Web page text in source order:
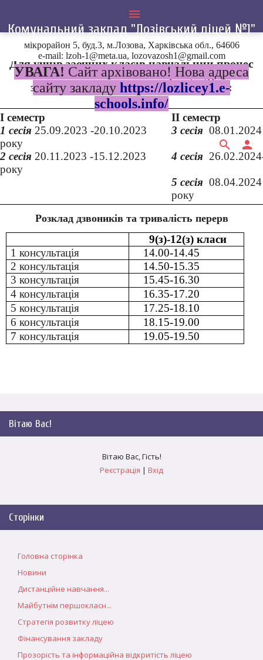
menu
Комунальний заклад "Лозівський ліцей №1"
мікрорайон 5, буд.3, м.Лозова, Харківська обл., 64606
e-mail: lzoh-1@meta.ua, lozovazosh1@gmail.com
УВАГА! Сайт архівовано! Нова адреса
сайту закладу https://lozlicey1.e-
schools.info/
search person
Для учнів заочних класів навчальний процес
2023/2024 навчального року буде
здійснюватися за сесійною системою:
І семестр
ІІ семестр
1 сесія 25.09.2023 -20.10.2023
року
3 сесія
2 сесія 20.11.2023 -15.12.2023
року
4 сесія
5 сесія
року
Розклад дзвоників та тривалість перерв
9(з)-12(з) класи
1 консультація
14.00-14.45
2 консультація
14.50-15.35
3 консультація
15.45-16.30
4 консультація
16.35-17.20
5 консультація
17.25-18.10
6 консультація
18.15-19.00
7 консультація 19.05-19.50
Вітаю Вас!
Вітаю Вас,Гість!
Реєстрація | Вхід
Сторінки
Головна сторінка
Новини
Дистанційне навчання...
Майбутнім першокласн...
Стратегія розвитку ліцею
Фінансування закладу
Прозорість та інформаційна відкритість ліцею